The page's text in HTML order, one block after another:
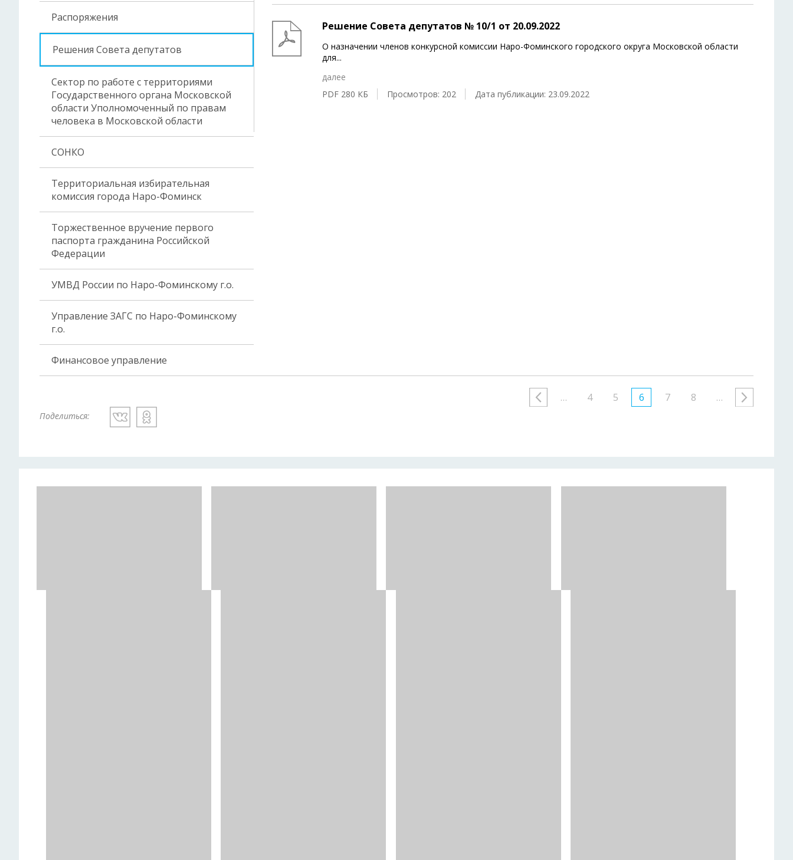
Распоряжения
Решения Совета депутатов
Сектор по работе с территориями
Государственного органа Московской
области Уполномоченный по правам
человека в Московской области
СОНКО
Территориальная избирательная
комиссия города Наро-Фоминск
Торжественное вручение первого
паспорта гражданина Российской
Федерации
УМВД России по Наро-Фоминскому г.о.
Управление ЗАГС по Наро-Фоминскому
г.о.
Финансовое управление
Решение Совета депутатов № 10/1 от 20.09.2022
О назначении членов конкурсной комиссии Наро-Фоминского городского округа Московской области
для...
далее
PDF 280 КБ
Просмотров: 202 Дата публикации: 23.09.2022
… 4 5 6 7 8 …
Поделиться: